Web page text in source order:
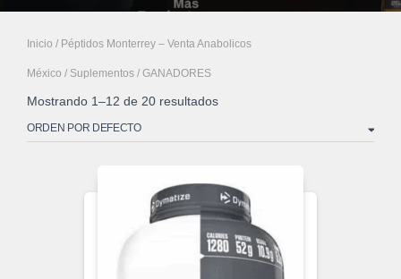
Inicio / Péptidos Monterrey – Venta Anabolicos
México / Suplementos / GANADORES
Mostrando 1–12 de 20 resultados